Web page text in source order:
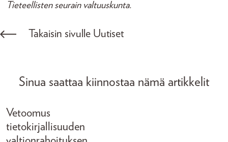
Tieteellisten seurain valtuuskunta.
Takaisin sivulle Uutiset
Sinua saattaa kiinnostaa nämä artikkelit
Vetoomus
tietokirjallisuuden